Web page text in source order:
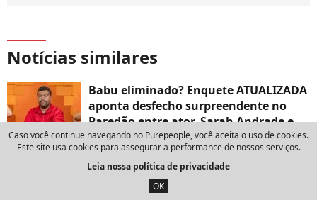
Notícias similares
Babu eliminado? Enquete ATUALIZADA
aponta desfecho surpreendente no
Paredão entre ator, Sarah Andrade e
Sol Vega; descubra!
REVIRAVOLTA no paredão do 'BBB 26'?
Em nova parcial da Enquete UOL,
Caso você continue navegando no Purepeople, você aceita o uso de cookies.
Este site usa cookies para assegurar a performance de nossos serviços.
Leia nossa política de privacidade
OK